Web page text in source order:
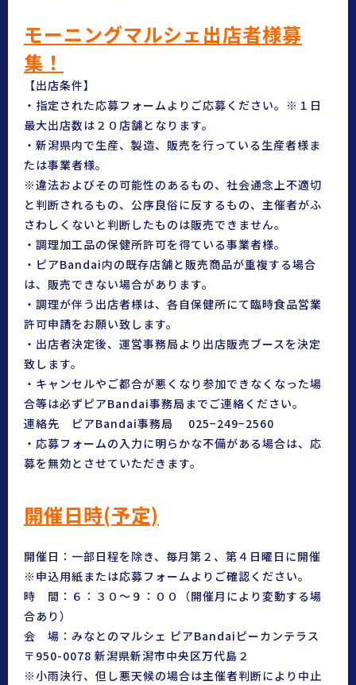
モーニングマルシェ出店者様募
集！
【出店条件】
・指定された応募フォームよりご応募ください。※１日
最大出店数は２０店舗となります。
・新潟県内で生産、製造、販売を行っている生産者様ま
たは事業者様。
※違法およびその可能性のあるもの、社会通念上不適切
と判断されるもの、公序良俗に反するもの、主催者がふ
さわしくないと判断したものは販売できません。
・調理加工品の保健所許可を得ている事業者様。
・ピアBandai内の既存店舗と販売商品が重複する場合
は、販売できない場合があります。
・調理が伴う出店者様は、各自保健所にて臨時食品営業
許可申請をお願い致します。
・出店者決定後、運営事務局より出店販売ブースを決定
致します。
・キャンセルやご都合が悪くなり参加できなくなった場
合等は必ずピアBandai事務局までご連絡ください。
連絡先 ピアBandai事務局 025−249−2560
・応募フォームの入力に明らかな不備がある場合は、応
募を無効とさせていただきます。
開催日時(予定)
開催日：一部日程を除き、毎月第２、第４日曜日に開催
※申込用紙または応募フォームよりご確認ください。
時 間：６：３０〜９：００（開催月により変動する場
合あり）
会 場：みなとのマルシェ ピアBandaiピーカンテラス
〒950-0078 新潟県新潟市中央区万代島２
※小雨決行、但し悪天候の場合は主催者判断により中止